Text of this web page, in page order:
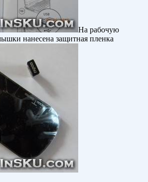
На рабочую
нанесена защитная пленка